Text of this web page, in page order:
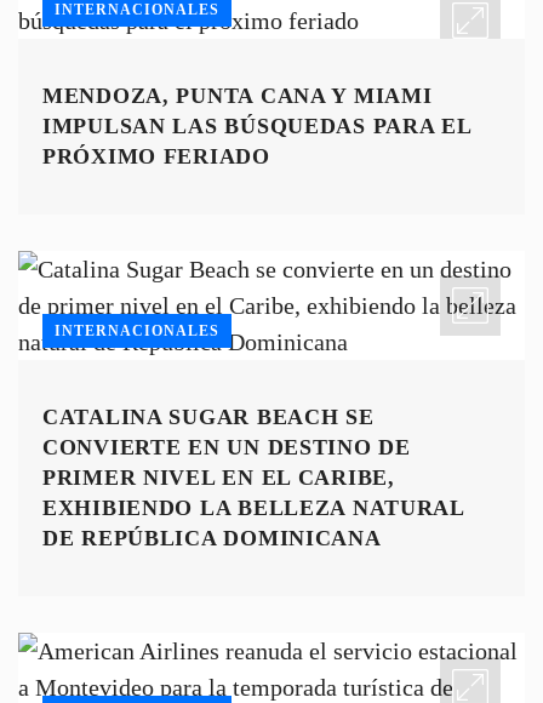
INTERNACIONALES
MENDOZA, PUNTA CANA Y MIAMI
IMPULSAN LAS BÚSQUEDAS PARA EL
PRÓXIMO FERIADO
INTERNACIONALES
CATALINA SUGAR BEACH SE
CONVIERTE EN UN DESTINO DE
PRIMER NIVEL EN EL CARIBE,
EXHIBIENDO LA BELLEZA NATURAL
DE REPÚBLICA DOMINICANA